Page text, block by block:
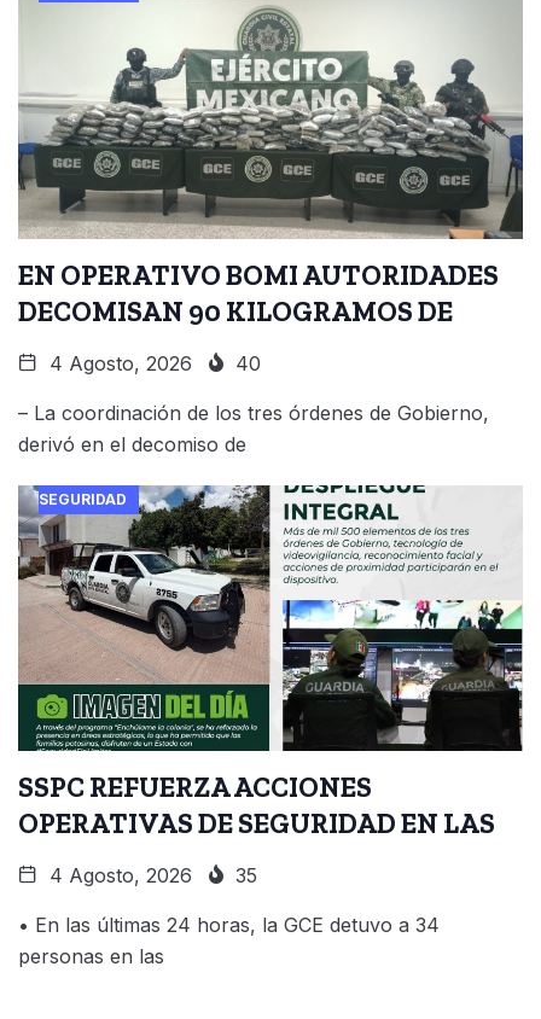
EN OPERATIVO BOMI AUTORIDADES
DECOMISAN 90 KILOGRAMOS DE
4 Agosto, 2026 40
– La coordinación de los tres órdenes de Gobierno,
derivó en el decomiso de
SEGURIDAD
SSPC REFUERZA ACCIONES
OPERATIVAS DE SEGURIDAD EN LAS
4 Agosto, 2026 35
• En las últimas 24 horas, la GCE detuvo a 34
personas en las